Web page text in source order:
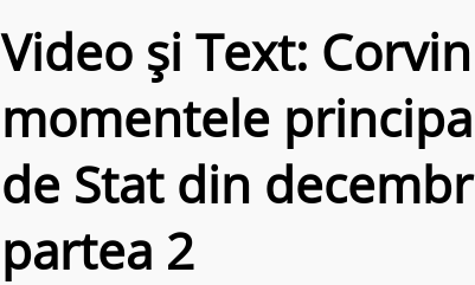
Video și Text:
momentele
de Stat din
partea 2